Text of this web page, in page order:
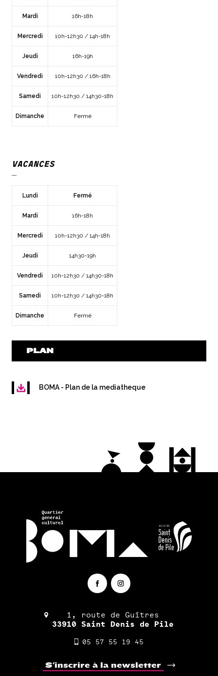
Mardi 16h-18h
Mercredi 10h-12h30 / 14h-18h
Jeudi 16h-19h
Vendredi 10h-12h30 / 16h-18h
Samedi 10h-12h30 / 14h30-18h
Dimanche Fermé
VACANCES
Lundi Fermé
Mardi 16h-18h
Mercredi 10h-12h30 / 14h-18h
Jeudi 14h30-19h
Vendredi 10h-12h30 / 14h30-18h
Samedi 10h-12h30 / 14h30-18h
Dimanche Fermé
PLAN
BOMA - Plan de la mediatheque
1, route de Guîtres
33910 Saint Denis de Pile
05 57 55 19 45
S'inscrire à la newsletter